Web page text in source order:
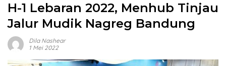
H-1 Lebaran 2022, Menhub Tinjau
Jalur Mudik Nagreg Bandung
Dila Nashear
1 Mei 2022